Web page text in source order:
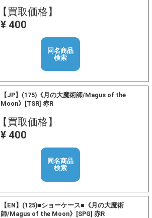
【買取価格】
¥ 400
同名商品
検索
【JP】(175)《月の大魔術師/Magus of the
Moon》[TSR] 赤R
【買取価格】
¥ 400
同名商品
検索
【EN】(125)■ショーケース■《月の大魔術
師/Magus of the Moon》[SPG] 赤R